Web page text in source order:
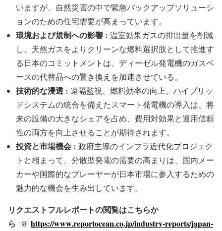
いますが、自然災害の中で緊急バックアップソリューシ
ョンのための住宅需要が高まっています。
環境および規制への影響 : 温室効果ガスの排出量を削減
し、天然ガスをよりクリーンな燃料選択肢として推進す
る日本のコミットメントは、ディーゼル発電機のガスベ
ースの代替品への置き換えを加速させている。
技術的な浸透 : 遠隔監視、燃料効率の向上、ハイブリッ
ドシステムの統合を備えたスマート発電機の導入は、将
来の設備の大きなシェアを占め、費用対効果と運用信頼
性の両方を向上させることが期待されます。
投資と市場機会 : 政府主導のインフラ近代化プロジェク
トと相まって、分散型発電の需要の高まりは、国内メー
カーや国際的なプレーヤーが日本市場に参入するための
魅力的な機会を生み出しています。
リクエストフルレポートの閲覧はこちらか
ら @ https://www.reportocean.co.jp/industry-reports/japan-